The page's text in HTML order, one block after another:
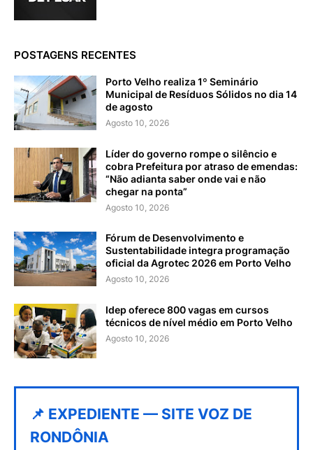
POSTAGENS RECENTES
Porto Velho realiza 1º Seminário
Municipal de Resíduos Sólidos no dia 14
de agosto
Agosto 10, 2026
Líder do governo rompe o silêncio e
cobra Prefeitura por atraso de emendas:
“Não adianta saber onde vai e não
chegar na ponta”
Agosto 10, 2026
Fórum de Desenvolvimento e
Sustentabilidade integra programação
oficial da Agrotec 2026 em Porto Velho
Agosto 10, 2026
Idep oferece 800 vagas em cursos
técnicos de nível médio em Porto Velho
Agosto 10, 2026
📌 EXPEDIENTE — SITE VOZ DE
RONDÔNIA